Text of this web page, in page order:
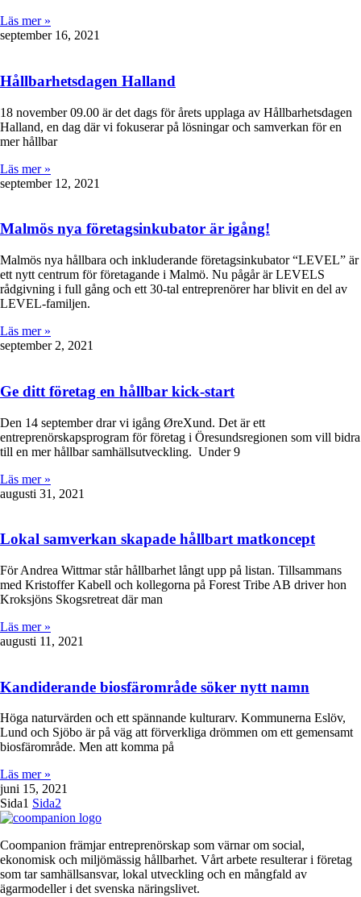
Läs mer »
september 16, 2021
Hållbarhetsdagen Halland
18 november 09.00 är det dags för årets upplaga av Hållbarhetsdagen
Halland, en dag där vi fokuserar på lösningar och samverkan för en
mer hållbar
Läs mer »
september 12, 2021
Malmös nya företagsinkubator är igång!
Malmös nya hållbara och inkluderande företagsinkubator “LEVEL” är
ett nytt centrum för företagande i Malmö. Nu pågår är LEVELS
rådgivning i full gång och ett 30-tal entreprenörer har blivit en del av
LEVEL-familjen.
Läs mer »
september 2, 2021
Ge ditt företag en hållbar kick-start
Den 14 september drar vi igång ØreXund. Det är ett
entreprenörskapsprogram för företag i Öresundsregionen som vill bidra
till en mer hållbar samhällsutveckling. Under 9
Läs mer »
augusti 31, 2021
Lokal samverkan skapade hållbart matkoncept
För Andrea Wittmar står hållbarhet långt upp på listan. Tillsammans
med Kristoffer Kabell och kollegorna på Forest Tribe AB driver hon
Kroksjöns Skogsretreat där man
Läs mer »
augusti 11, 2021
Kandiderande biosfärområde söker nytt namn
Höga naturvärden och ett spännande kulturarv. Kommunerna Eslöv,
Lund och Sjöbo är på väg att förverkliga drömmen om ett gemensamt
biosfärområde. Men att komma på
Läs mer »
juni 15, 2021
Sida1 Sida2
Coompanion främjar entreprenörskap som värnar om social,
ekonomisk och miljömässig hållbarhet. Vårt arbete resulterar i företag
som tar samhällsansvar, lokal utveckling och en mångfald av
ägarmodeller i det svenska näringslivet.